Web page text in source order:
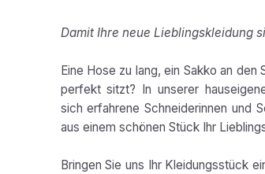
Damit Ihre neue Lieblingskleidung
Eine Hose zu lang, ein Sakko an
perfekt sitzt? In unserer
sich erfahrene Schneiderinnen und
aus einem schönen Stück Ihr
Bringen Sie uns Ihr Kleidungsstück